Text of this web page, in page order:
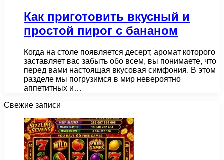
Как приготовить вкусный и
простой пирог с бананом
Когда на столе появляется десерт, аромат которого
заставляет вас забыть обо всем, вы понимаете, что
перед вами настоящая вкусовая симфония. В этом
разделе мы погрузимся в мир невероятно
аппетитных и…
Свежие записи